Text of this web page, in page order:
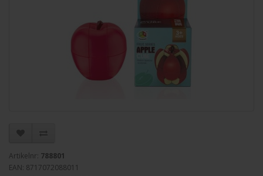
Artikelnr: 788801
EAN: 8717072088011